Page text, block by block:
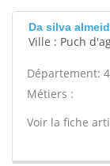
Da silva
Ville : Puch
Département:
Métiers :
Voir la fiche